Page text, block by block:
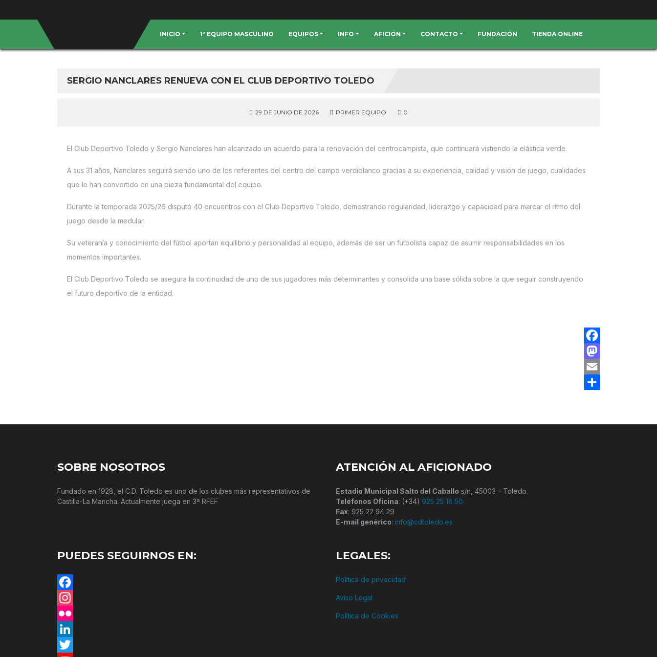
INICIO 1º EQUIPO MASCULINO EQUIPOS INFO AFICIÓN CONTACTO FUNDACIÓN TIENDA ONLINE
SERGIO NANCLARES RENUEVA CON EL CLUB DEPORTIVO TOLEDO
29 DE JUNIO DE 2026 PRIMER EQUIPO 0
El Club Deportivo Toledo y Sergio Nanclares han alcanzado un acuerdo para la renovación del centrocampista, que continuará vistiendo la elástica verde.
A sus 31 años, Nanclares seguirá siendo uno de los referentes del centro del campo verdiblanco gracias a su experiencia, calidad y visión de juego, cualidades
que le han convertido en una pieza fundamental del equipo.
Durante la temporada 2025/26 disputó 40 encuentros con el Club Deportivo Toledo, demostrando regularidad, liderazgo y capacidad para marcar el ritmo del
juego desde la medular.
Su veteranía y conocimiento del fútbol aportan equilibrio y personalidad al equipo, además de ser un futbolista capaz de asumir responsabilidades en los
momentos importantes.
El Club Deportivo Toledo se asegura la continuidad de uno de sus jugadores más determinantes y consolida una base sólida sobre la que seguir construyendo
el futuro deportivo de la entidad.
SOBRE NOSOTROS
Fundado en 1928, el C.D. Toledo es uno de los clubes más representativos de
Castilla-La Mancha. Actualmente juega en 3ª RFEF
ATENCIÓN AL AFICIONADO
Estadio Municipal Salto del Caballo s/n, 45003 – Toledo.
Teléfonos Oficina: (+34) 925 25 18 50
Fax: 925 22 94 29
E-mail genérico: info@cdtoledo.es
PUEDES SEGUIRNOS EN:
Facebook
Instagram
Flickr
LinkedIn
LEGALES:
Política de privacidad
Aviso Legal
Política de Cookies